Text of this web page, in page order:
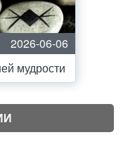
2026-06-06
мудрости